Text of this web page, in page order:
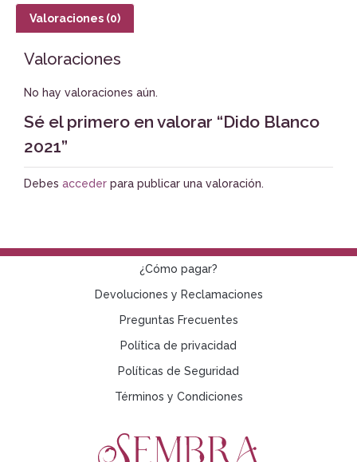
Valoraciones (0)
Valoraciones
No hay valoraciones aún.
Sé el primero en valorar “Dido Blanco
2021”
Debes acceder para publicar una valoración.
¿Cómo pagar?
Devoluciones y Reclamaciones
Preguntas Frecuentes
Política de privacidad
Políticas de Seguridad
Términos y Condiciones